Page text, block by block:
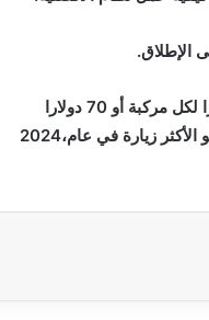
‬للتصريح‭ ‬السنوي،‭ ‬بينما‭ ‬يعد‭ ‬متنزه‭ ‬جريت‭ ‬سموكي‭ ‬ماونتنز‭ ‬الوطني‭ ‬في‭ ‬نورث‭ ‬كارولينا،‭ ‬وهو‭ ‬الأكثر‭ ‬زيارة‭ ‬في‭ ‬عام‭ ‬2024،‭